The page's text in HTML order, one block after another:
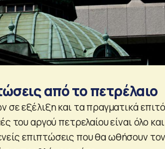
από το πετρέλαιο
εξέλιξη και τα πραγματικά
του αργού πετρελαίου είναι όλο
επιπτώσεις που θα ωθήσουν